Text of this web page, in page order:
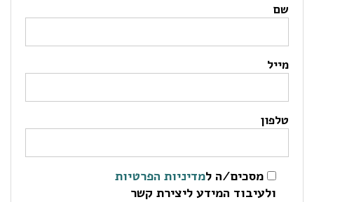
שם
מייל
טלפון
מסכים/ה למדיניות הפרטיות
ולעיבוד המידע ליצירת קשר